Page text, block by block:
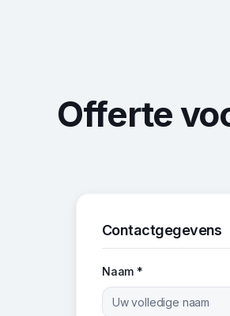
Offerte
Contactgegevens
Naam *